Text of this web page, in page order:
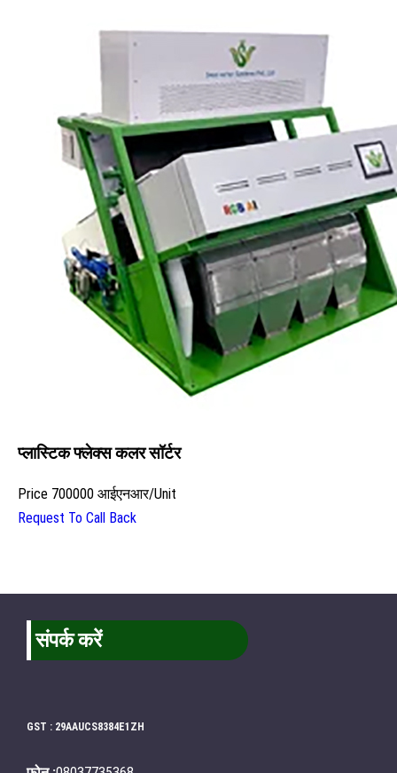
प्लास्टिक फ्लेक्स कलर सॉर्टर
Price 700000 आईएनआर/Unit
Request To Call Back
संपर्क करें
GST : 29AAUCS8384E1ZH